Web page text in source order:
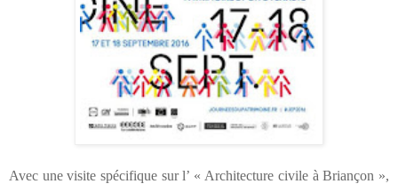
Avec une visite spécifique sur l’ « Architecture civile à Briançon »,